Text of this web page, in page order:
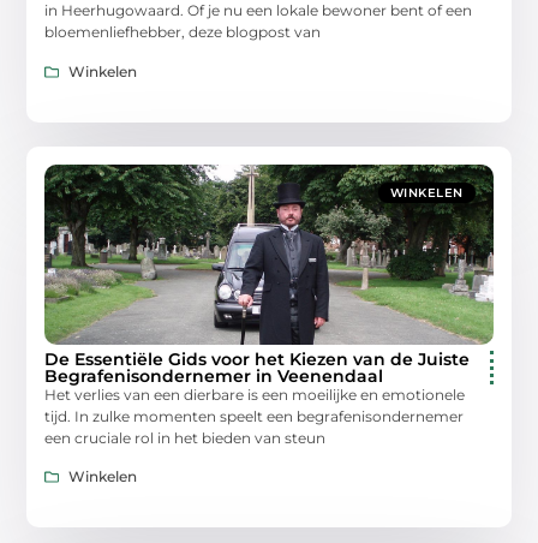
in Heerhugowaard. Of je nu een lokale bewoner bent of een
bloemenliefhebber, deze blogpost van
Winkelen
WINKELEN
De Essentiële Gids voor het Kiezen van de Juiste
Begrafenisondernemer in Veenendaal
Het verlies van een dierbare is een moeilijke en emotionele
tijd. In zulke momenten speelt een begrafenisondernemer
een cruciale rol in het bieden van steun
Winkelen